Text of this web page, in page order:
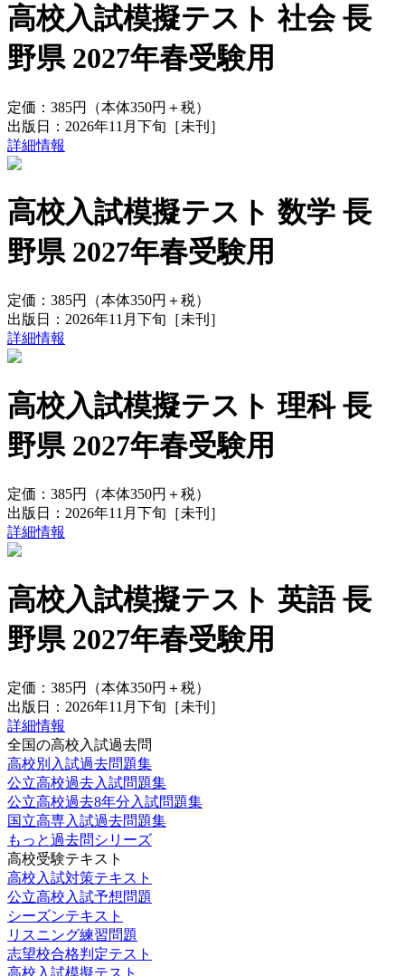
高校入試模擬テスト 社会 長
野県 2027年春受験用
定価： 385円
（本体350円＋税）
出版日： 2026年11月下旬 ［未刊］
詳細情報
高校入試模擬テスト 数学 長
野県 2027年春受験用
定価： 385円
（本体350円＋税）
出版日： 2026年11月下旬 ［未刊］
詳細情報
高校入試模擬テスト 理科 長
野県 2027年春受験用
定価： 385円
（本体350円＋税）
出版日： 2026年11月下旬 ［未刊］
詳細情報
高校入試模擬テスト 英語 長
野県 2027年春受験用
定価： 385円
（本体350円＋税）
出版日： 2026年11月下旬 ［未刊］
詳細情報
全国の高校入試過去問
高校別入試過去問題集
公立高校過去入試問題集
公立高校過去8年分入試問題集
国立高専入試過去問題集
もっと過去問シリーズ
高校受験テキスト
高校入試対策テキスト
公立高校入試予想問題
シーズンテキスト
リスニング練習問題
志望校合格判定テスト